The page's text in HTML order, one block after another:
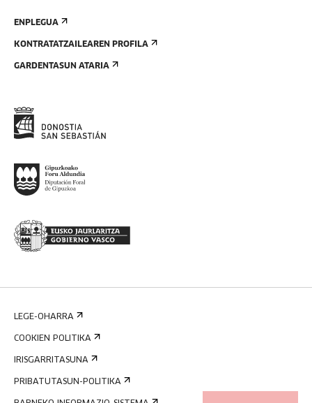
ENPLEGUA
KONTRATATZAILEAREN PROFILA
GARDENTASUN ATARIA
LEGE-OHARRA
COOKIEN POLITIKA
IRISGARRITASUNA
PRIBATUTASUN-POLITIKA